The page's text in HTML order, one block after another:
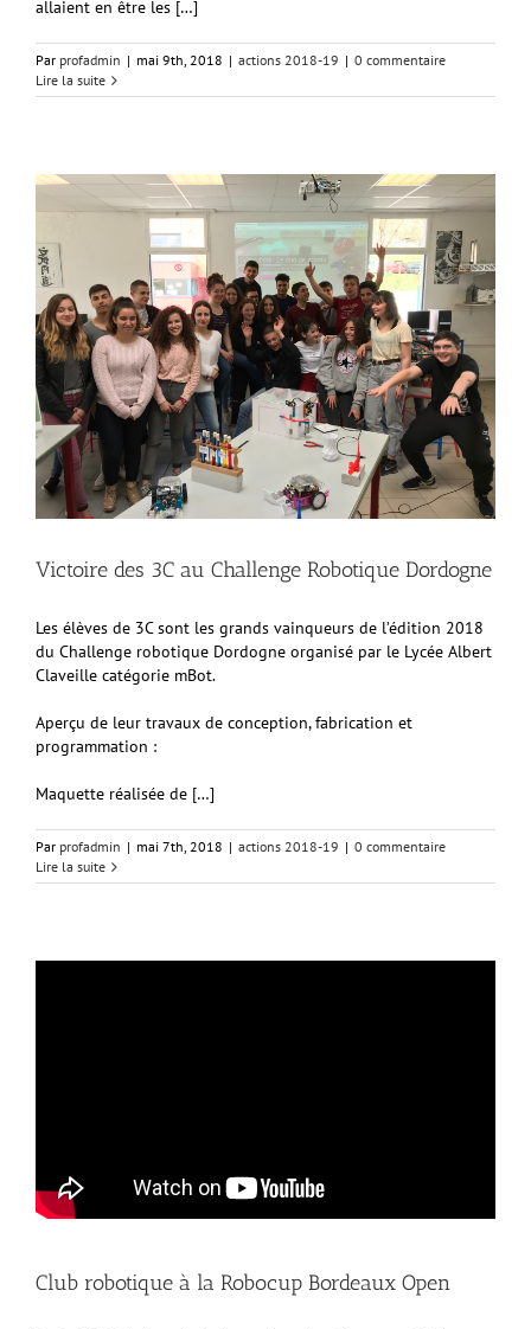
allaient en être les […]
Par profadmin | mai 9th, 2018 | actions 2018-19 | 0 commentaire
Lire la suite
Victoire des 3C au Challenge Robotique Dordogne
Les élèves de 3C sont les grands vainqueurs de l’édition 2018
du Challenge robotique Dordogne organisé par le Lycée Albert
Claveille catégorie mBot.
Aperçu de leur travaux de conception, fabrication et
programmation :
Maquette réalisée de […]
Par profadmin | mai 7th, 2018 | actions 2018-19 | 0 commentaire
Lire la suite
Club robotique à la Robocup Bordeaux Open